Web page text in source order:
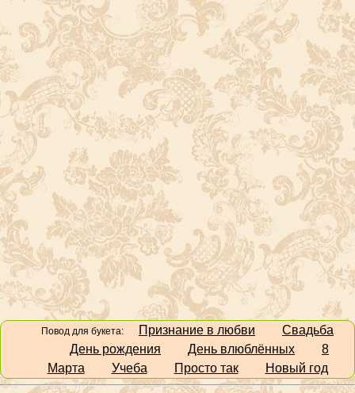
Повод для букета: Признание в любви
Свадьба
День рождения
День влюблённых
8
Марта
Учеба Просто так Новый год